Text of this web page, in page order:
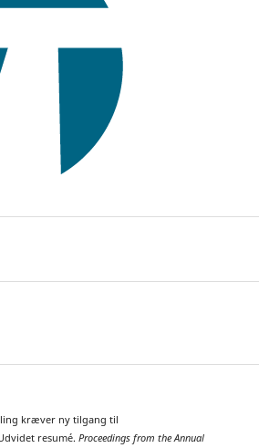
kræver ny tilgang til
resumé. Proceedings from the Annual